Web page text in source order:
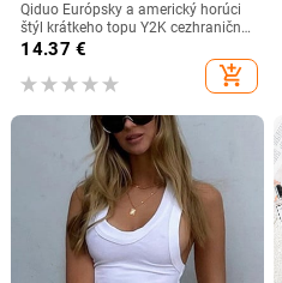
Qiduo Európsky a americký horúci
štýl krátkeho topu Y2K cezhraničné
leto nový okrúhly výstrih bez
rukávov sladký a pikantný tielko v
štýle Harajuku
14.37 €
add_shopping_cart